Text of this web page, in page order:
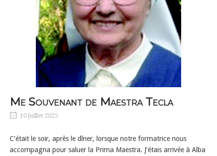
Me Souvenant de Maestra Tecla
10 juillet 2025
C’était le soir, après le dîner, lorsque notre formatrice nous
accompagna pour saluer la Prima Maestra. J’étais arrivée à Alba